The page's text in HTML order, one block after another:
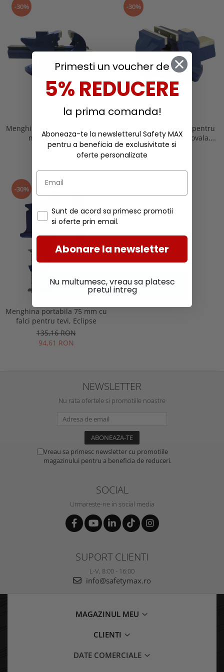
Buzunare externe
Echipamente muncitori ferma
Echipamente veterinari
Echipamente mulgatori
Echipamente trimeri ongloane
Masti protectie
Casti si antifoane protectie
Menghine si prese
-30%
Menghina rotativa 100 mm cu
nicovala, Eclipse
639,36 RON
-30%
Menghina compacta pentru
tevi, 100 mm cu nicovala,
Eclipse
249,56 RON
-30%
Menghina portabila 75 mm cu
falci pentru tevi, Eclipse
135,16 RON
94,61 RON
NEWSLETTER
Nu rata ofertele si promotiile noastre
Vreau sa primesc newsletter cu promotiile
magazinului pentru a beneficia de reduceri.
SOCIAL
Urmareste-ne in social media
SUPORT CLIENTI
L-V, 8:00 - 16:00
info@safetymax.ro
MAGAZINUL MEU
CLIENTI
DATE COMERCIALE
Primesti un voucher de
5% REDUCERE
la prima comanda!
Aboneaza-te la newsletterul Safety MAX
pentru a beneficia de exclusivitate si
oferte personalizate
Sunt de acord sa primesc promotii
si oferte prin email.
Abonare la newsletter
Nu multumesc, vreau sa platesc
pretul intreg